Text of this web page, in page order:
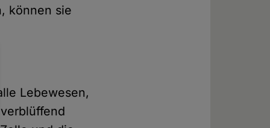
können sie
Lebewesen,